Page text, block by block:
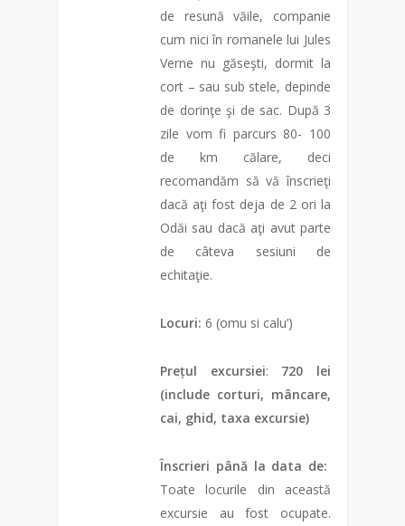
de resună văile, companie
cum nici în romanele lui Jules
Verne nu găseşti, dormit la
cort – sau sub stele, depinde
de dorinţe şi de sac. După 3
zile vom fi parcurs 80- 100
de km călare, deci
recomandăm să vă înscrieţi
dacă aţi fost deja de 2 ori la
Odăi sau dacă aţi avut parte
de câteva sesiuni de
echitaţie.
Locuri: 6 (omu si calu’)
Prețul excursiei: 720 lei
(include corturi, mâncare,
cai, ghid, taxa excursie)
Înscrieri până la data de:
Toate locurile din această
excursie au fost ocupate.